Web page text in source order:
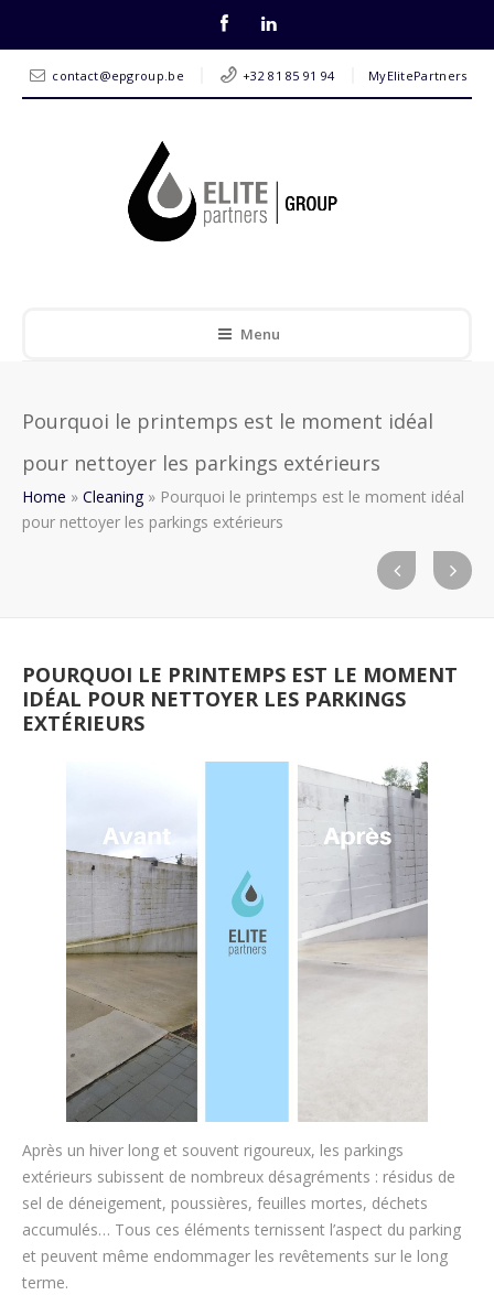
contact@epgroup.be +32 81 85 91 94 MyElitePartners
Menu
Pourquoi le printemps est le moment idéal
pour nettoyer les parkings extérieurs
Home » Cleaning » Pourquoi le printemps est le moment idéal
pour nettoyer les parkings extérieurs
POURQUOI LE PRINTEMPS EST LE MOMENT
IDÉAL POUR NETTOYER LES PARKINGS
EXTÉRIEURS
Après un hiver long et souvent rigoureux, les parkings
extérieurs subissent de nombreux désagréments : résidus de
sel de déneigement, poussières, feuilles mortes, déchets
accumulés… Tous ces éléments ternissent l’aspect du parking
et peuvent même endommager les revêtements sur le long
terme.